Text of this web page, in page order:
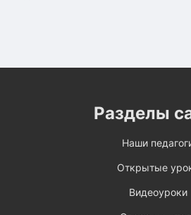
Разделы
Наши
Открытые
Видеоуроки